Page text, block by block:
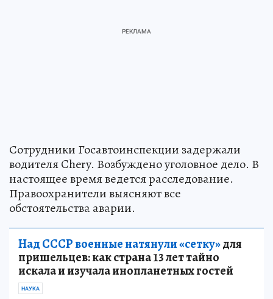
Сотрудники Госавтоинспекции задержали
водителя Chery. Возбуждено уголовное дело. В
настоящее время ведется расследование.
Правоохранители выясняют все
обстоятельства аварии.
Над СССР военные натянули «сетку»для
пришельцев: как страна 13 лет тайно
искала и изучала инопланетных гостей
НАУКА